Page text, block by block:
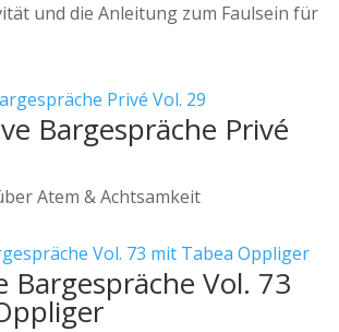
und die Anleitung zum Faulsein für
Bargespräche Privé
Atem & Achtsamkeit
Bargespräche Vol. 73